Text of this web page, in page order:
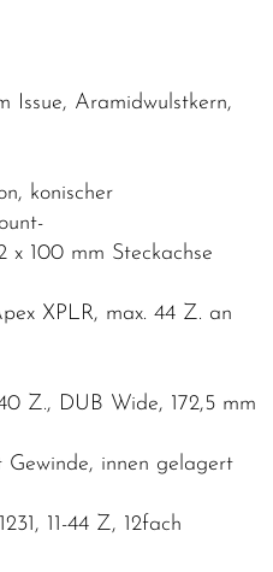
Issue, Aramidwulstkern,
konischer
x 100 mm Steckachse
XPLR, max. 44 Z. an
Z., DUB Wide, 172,5 mm
innen gelagert
11-44 Z, 12fach